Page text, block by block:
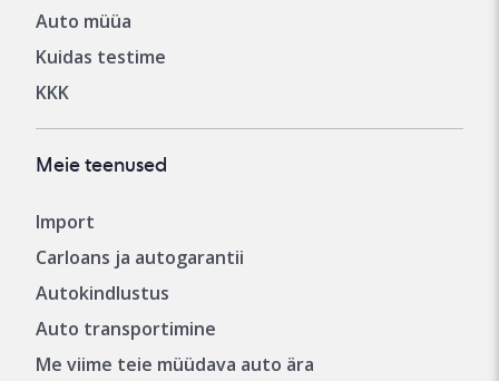
Auto müüa
Kuidas testime
KKK
Meie teenused
Import
Carloans ja autogarantii
Autokindlustus
Auto transportimine
Me viime teie müüdava auto ära